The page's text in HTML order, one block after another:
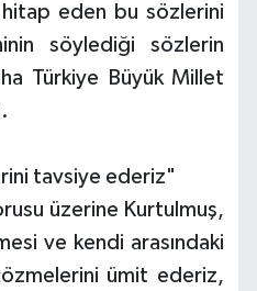
hitap eden bu sözlerini
söylediği sözlerin
Türkiye Büyük Millet
tavsiye ederiz"
üzerine Kurtulmuş,
ve kendi arasındaki
ümit ederiz,